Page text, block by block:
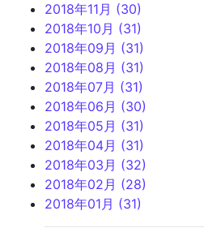
2018年11月 (30)
2018年10月 (31)
2018年09月 (31)
2018年08月 (31)
2018年07月 (31)
2018年06月 (30)
2018年05月 (31)
2018年04月 (31)
2018年03月 (32)
2018年02月 (28)
2018年01月 (31)